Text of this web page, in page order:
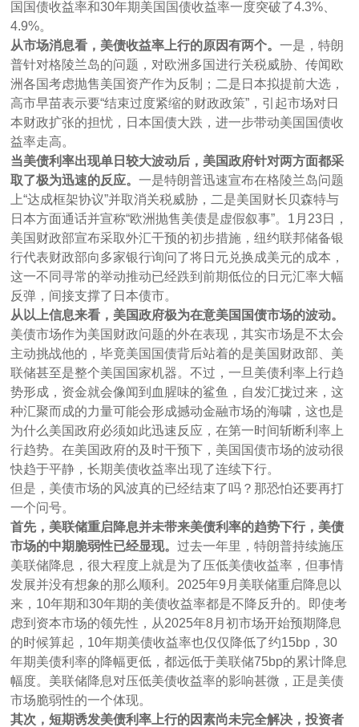
国国债收益率和30年期美国国债收益率一度突破了4.3%、
4.9%。
从市场消息看，美债收益率上行的原因有两个。一是，特朗
普针对格陵兰岛的问题，对欧洲多国进行关税威胁、传闻欧
洲各国考虑抛售美国资产作为反制；二是日本拟提前大选，
高市早苗表示要“结束过度紧缩的财政政策”，引起市场对日
本财政扩张的担忧，日本国债大跌，进一步带动美国国债收
益率走高。
当美债利率出现单日较大波动后，美国政府针对两方面都采
取了极为迅速的反应。一是特朗普迅速宣布在格陵兰岛问题
上“达成框架协议”并取消关税威胁，二是美国财长贝森特与
日本方面通话并宣称“欧洲抛售美债是虚假叙事”。1月23日，
美国财政部宣布采取外汇干预的初步措施，纽约联邦储备银
行代表财政部向多家银行询问了将日元兑换成美元的成本，
这一不同寻常的举动推动已经跌到前期低位的日元汇率大幅
反弹，间接支撑了日本债市。
从以上信息来看，美国政府极为在意美国国债市场的波动。
美债市场作为美国财政问题的外在表现，其实市场是不太会
主动挑战他的，毕竟美国国债背后站着的是美国财政部、美
联储甚至是整个美国国家机器。不过，一旦美债利率上行趋
势形成，资金就会像闻到血腥味的鲨鱼，自发汇拢过来，这
种汇聚而成的力量可能会形成撼动金融市场的海啸，这也是
为什么美国政府必须如此迅速反应，在第一时间斩断利率上
行趋势。在美国政府的及时干预下，美国国债市场的波动很
快趋于平静，长期美债收益率出现了连续下行。
但是，美债市场的风波真的已经结束了吗？那恐怕还要再打
一个问号。
首先，美联储重启降息并未带来美债利率的趋势下行，美债
市场的中期脆弱性已经显现。过去一年里，特朗普持续施压
美联储降息，很大程度上就是为了压低美债收益率，但事情
发展并没有想象的那么顺利。2025年9月美联储重启降息以
来，10年期和30年期的美债收益率都是不降反升的。即使考
虑到资本市场的领先性，从2025年8月初市场开始预期降息
的时候算起，10年期美债收益率也仅仅降低了约15bp，30
年期美债利率的降幅更低，都远低于美联储75bp的累计降息
幅度。美联储降息对压低美债收益率的影响甚微，正是美债
市场脆弱性的一个体现。
其次，短期诱发美债利率上行的因素尚未完全解决，投资者